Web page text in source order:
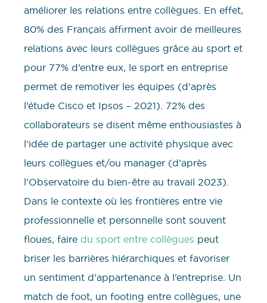
améliorer les relations entre collègues. En effet,
80% des Français affirment avoir de meilleures
relations avec leurs collègues grâce au sport et
pour 77% d’entre eux, le sport en entreprise
permet de remotiver les équipes (d’après
l’étude Cisco et Ipsos – 2021). 72% des
collaborateurs se disent même enthousiastes à
l’idée de partager une activité physique avec
leurs collègues et/ou manager (d’après
l’Observatoire du bien-être au travail 2023).
Dans le contexte où les frontières entre vie
professionnelle et personnelle sont souvent
floues, faire du sport entre collègues peut
briser les barrières hiérarchiques et favoriser
un sentiment d’appartenance à l’entreprise. Un
match de foot, un footing entre collègues, une